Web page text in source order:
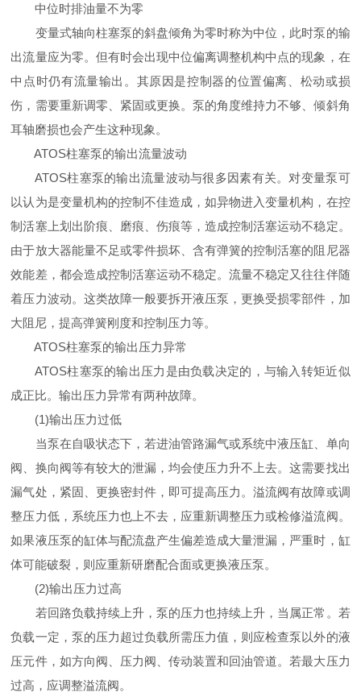
中位时排油量不为零
变量式轴向柱塞泵的斜盘倾角为零时称为中位，此时泵的输
出流量应为零。但有时会出现中位偏离调整机构中点的现象，在
中点时仍有流量输出。其原因是控制器的位置偏离、松动或损
伤，需要重新调零、紧固或更换。泵的角度维持力不够、倾斜角
耳轴磨损也会产生这种现象。
ATOS柱塞泵的输出流量波动
ATOS柱塞泵的输出流量波动与很多因素有关。对变量泵可
以认为是变量机构的控制不佳造成，如异物进入变量机构，在控
制活塞上划出阶痕、磨痕、伤痕等，造成控制活塞运动不稳定。
由于放大器能量不足或零件损坏、含有弹簧的控制活塞的阻尼器
效能差，都会造成控制活塞运动不稳定。流量不稳定又往往伴随
着压力波动。这类故障一般要拆开液压泵，更换受损零部件，加
大阻尼，提高弹簧刚度和控制压力等。
ATOS柱塞泵的输出压力异常
ATOS柱塞泵的输出压力是由负载决定的，与输入转矩近似
成正比。输出压力异常有两种故障。
(1)输出压力过低
当泵在自吸状态下，若进油管路漏气或系统中液压缸、单向
阀、换向阀等有较大的泄漏，均会使压力升不上去。这需要找出
漏气处，紧固、更换密封件，即可提高压力。溢流阀有故障或调
整压力低，系统压力也上不去，应重新调整压力或检修溢流阀。
如果液压泵的缸体与配流盘产生偏差造成大量泄漏，严重时，缸
体可能破裂，则应重新研磨配合面或更换液压泵。
(2)输出压力过高
若回路负载持续上升，泵的压力也持续上升，当属正常。若
负载一定，泵的压力超过负载所需压力值，则应检查泵以外的液
压元件，如方向阀、压力阀、传动装置和回油管道。若最大压力
过高，应调整溢流阀。